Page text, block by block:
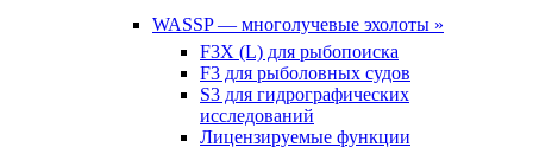
WASSP — многолучевые эхолоты »
F3X (L) для рыбопоиска
F3 для рыболовных судов
S3 для гидрографических
исследований
Лицензируемые функции